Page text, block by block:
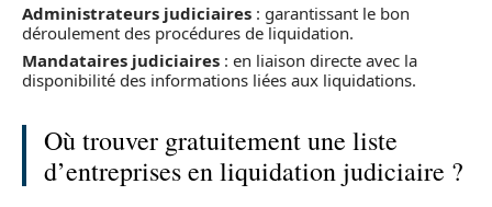
Administrateurs judiciaires : garantissant le bon
déroulement des procédures de liquidation.
Mandataires judiciaires : en liaison directe avec la
disponibilité des informations liées aux liquidations.
Où trouver gratuitement une liste
d’entreprises en liquidation judiciaire ?